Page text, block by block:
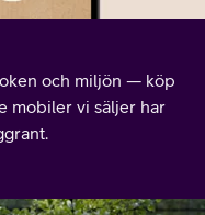
och miljön — köp
mobiler vi säljer har